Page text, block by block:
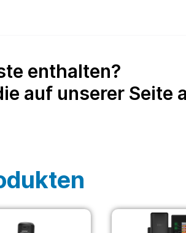
enthalten?
auf unserer Seite